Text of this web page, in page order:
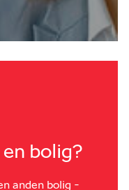
en bolig?
anden bolig -